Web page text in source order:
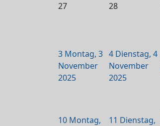
27
28
3 Montag, 3
November
2025
4 Dienstag, 4
November
2025
10 Montag,
11 Dienstag,